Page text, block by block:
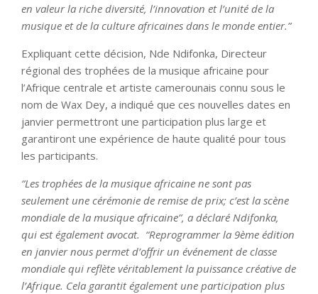
en valeur la riche diversité, l’innovation et l’unité de la
musique et de la culture africaines dans le monde entier.”
Expliquant cette décision, Nde Ndifonka, Directeur
régional des trophées de la musique africaine pour
l’Afrique centrale et artiste camerounais connu sous le
nom de Wax Dey, a indiqué que ces nouvelles dates en
janvier permettront une participation plus large et
garantiront une expérience de haute qualité pour tous
les participants.
“Les trophées de la musique africaine ne sont pas
seulement une cérémonie de remise de prix; c’est la scène
mondiale de la musique africaine”, a déclaré Ndifonka,
qui est également avocat. “Reprogrammer la 9ème édition
en janvier nous permet d’offrir un événement de classe
mondiale qui reflète véritablement la puissance créative de
l’Afrique. Cela garantit également une participation plus